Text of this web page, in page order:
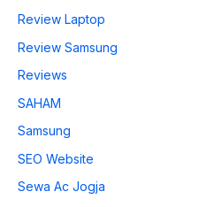
Review Laptop
Review Samsung
Reviews
SAHAM
Samsung
SEO Website
Sewa Ac Jogja